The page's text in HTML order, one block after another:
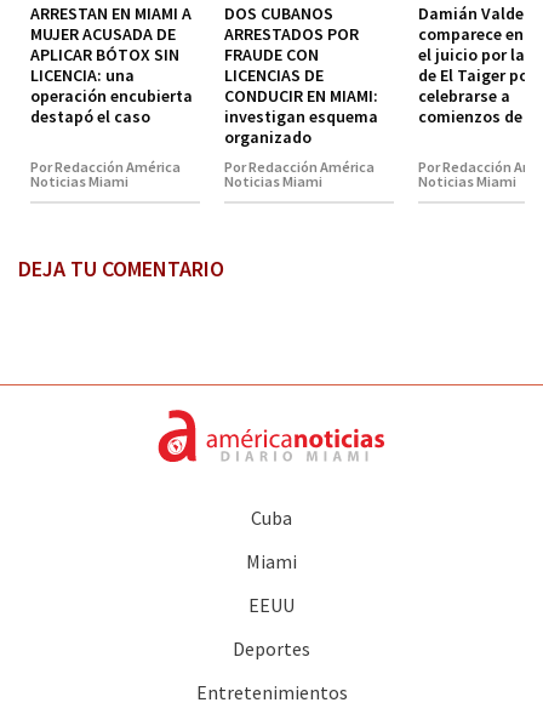
ARRESTAN EN MIAMI A
MUJER ACUSADA DE
APLICAR BÓTOX SIN
LICENCIA: una
operación encubierta
destapó el caso
Por Redacción América
Noticias Miami
DOS CUBANOS
ARRESTADOS POR
FRAUDE CON
LICENCIAS DE
CONDUCIR EN MIAMI:
investigan esquema
organizado
Por Redacción América
Noticias Miami
Damián Valdez
comparece en
el juicio por la
de El Taiger
celebrarse a
comienzos de
Por Redacción
Noticias Miami
DEJA TU COMENTARIO
Cuba
Miami
EEUU
Deportes
Entretenimientos